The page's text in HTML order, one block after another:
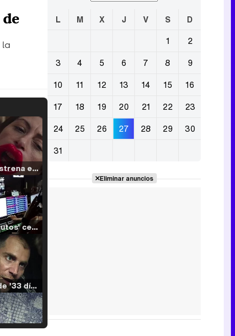
la
Filmin estrena el tráiler de 'Millennial Mal', su nueva comedia universitaria de la mano de Lorena Iglesias
'120 Minutos' celebra sus 2.000 programas en Telemadrid con un vídeo del día a día en la redacción
Tráiler de '33 días', la nueva serie de Atresplayer con Julián Villagrán y José Manuel Poga
L M X J V S
D
1
2
3
4 5 6 7 8
9
10
11 12 13 14 15
16
17
18 19 20 21 22
23
24
25 26 27 28 29
30
31
Eliminar anuncios